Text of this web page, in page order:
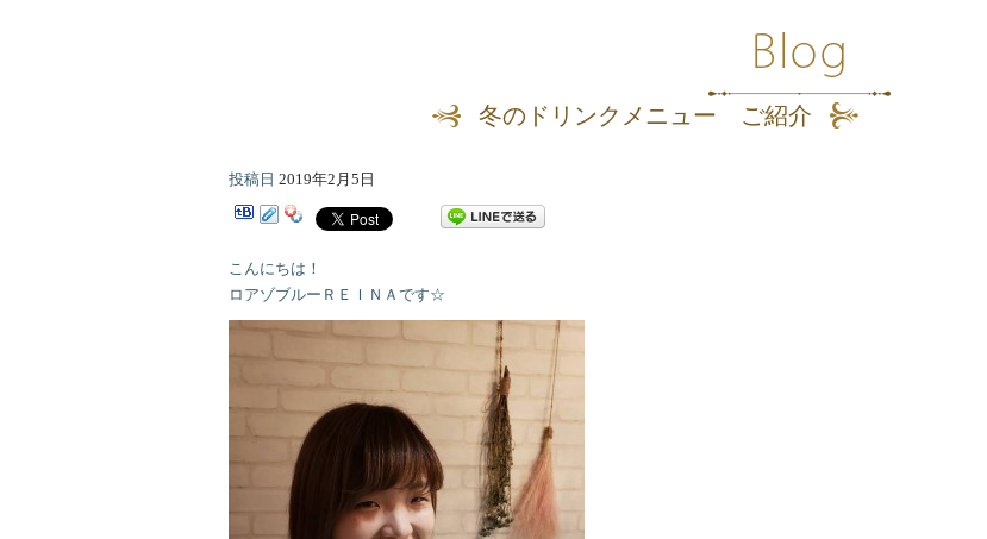
冬のドリンクメニュー ご紹介
投稿日 2019年2月5日
こんにちは！
ロアゾブルーＲＥＩＮＡです☆